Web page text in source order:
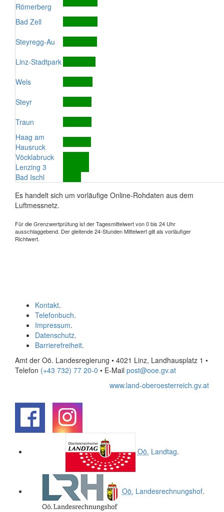
Römerberg
Bad Zell
Steyregg-Au
Linz-Stadtpark
Wels
Steyr
Traun
Haag am
Hausruck
Vöcklabruck
Lenzing 3
Bad Ischl
Es handelt sich um vorläufige Online-Rohdaten aus dem
Luftmessnetz.
Für die Grenzwertprüfung ist der Tagesmittelwert von 0 bis 24 Uhr
ausschlaggebend. Der gleitende 24-Stunden Mittelwert gilt als vorläufiger
Richtwert.
Kontakt.
Telefonbuch.
Impressum.
Datenschutz.
Barrierefreiheit.
Amt der Oö. Landesregierung • 4021 Linz, Landhausplatz 1 •
Telefon (+43 732) 77 20-0 • E-Mail post@ooe.gv.at
www.land-oberoesterreich.gv.at
Oö. Landtag.
Oö. Landesrechnungshof.